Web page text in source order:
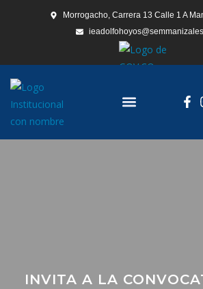
Morrogacho, Carrera 13 Calle 1 A
INVITA A LA